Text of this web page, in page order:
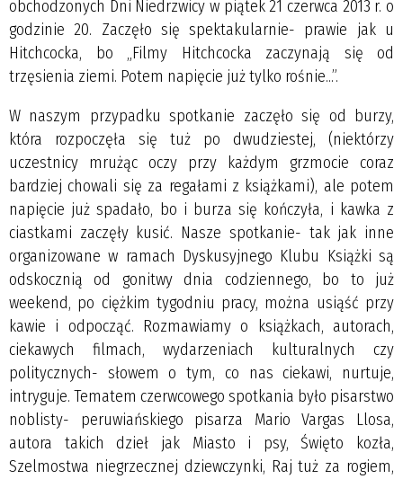
obchodzonych Dni Niedrzwicy w piątek 21 czerwca 2013 r. o
godzinie 20. Zaczęło się spektakularnie- prawie jak u
Hitchcocka, bo „Filmy Hitchcocka zaczynają się od
trzęsienia ziemi. Potem napięcie już tylko rośnie...”.
W naszym przypadku spotkanie zaczęło się od burzy,
która rozpoczęła się tuż po dwudziestej, (niektórzy
uczestnicy mrużąc oczy przy każdym grzmocie coraz
bardziej chowali się za regałami z książkami), ale potem
napięcie już spadało, bo i burza się kończyła, i kawka z
ciastkami zaczęły kusić. Nasze spotkanie- tak jak inne
organizowane w ramach Dyskusyjnego Klubu Książki są
odskocznią od gonitwy dnia codziennego, bo to już
weekend, po ciężkim tygodniu pracy, można usiąść przy
kawie i odpocząć. Rozmawiamy o książkach, autorach,
ciekawych filmach, wydarzeniach kulturalnych czy
politycznych- słowem o tym, co nas ciekawi, nurtuje,
intryguje. Tematem czerwcowego spotkania było pisarstwo
noblisty- peruwiańskiego pisarza Mario Vargas Llosa,
autora takich dzieł jak Miasto i psy, Święto kozła,
Szelmostwa niegrzecznej dziewczynki, Raj tuż za rogiem,